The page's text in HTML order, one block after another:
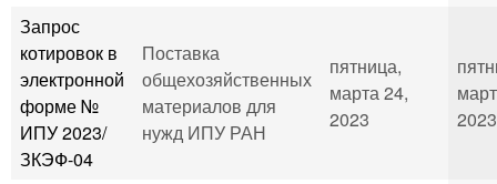
Запрос
котировок в
электронной
форме №
ИПУ 2023/
ЗКЭФ-04
Поставка
общехозяйственных
материалов для
нужд ИПУ РАН
пятница,
марта 24,
2023